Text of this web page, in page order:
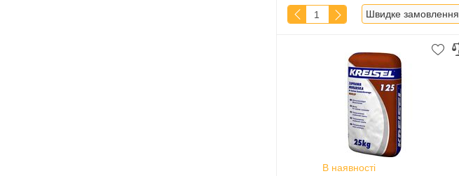
Швидке замовлення
В наявності